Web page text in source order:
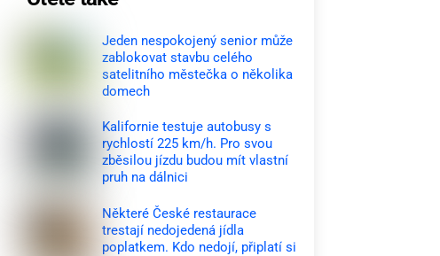
Jeden nespokojený senior může
zablokovat stavbu celého
satelitního městečka o několika
domech
Kalifornie testuje autobusy s
rychlostí 225 km/h. Pro svou
zběsilou jízdu budou mít vlastní
pruh na dálnici
Některé České restaurace
trestají nedojedená jídla
poplatkem. Kdo nedojí, připlatí si